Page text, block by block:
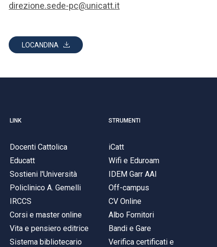
direzione.sede-pc@unicatt.it
LOCANDINA
LINK
Docenti Cattolica
Educatt
Sostieni l'Università
Policlinico A. Gemelli
IRCCS
Corsi e master online
Vita e pensiero editrice
Sistema bibliotecario
STRUMENTI
iCatt
Wifi e Eduroam
IDEM Garr AAI
Off-campus
CV Online
Albo Fornitori
Bandi e Gare
Verifica certificati e